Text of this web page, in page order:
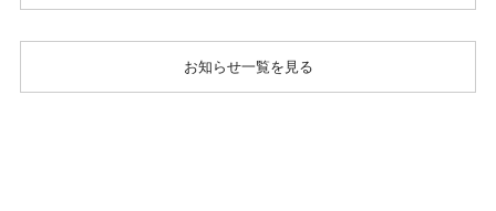
お知らせ一覧を見る